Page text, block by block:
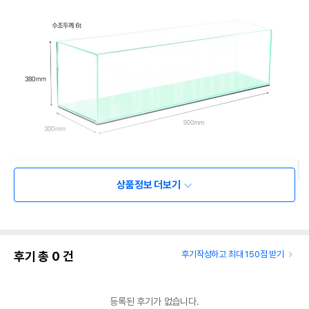
상품정보 더보기
후기 총 0 건 후기작성하고 최대 150점 받기
등록된 후기가 없습니다.